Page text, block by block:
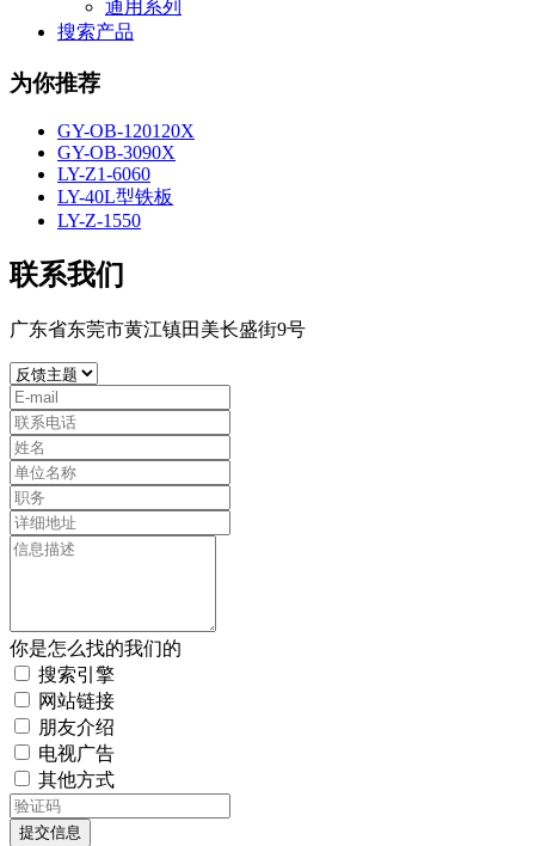
通用系列
搜索产品
为你推荐
GY-OB-120120X
GY-OB-3090X
LY-Z1-6060
LY-40L型铁板
LY-Z-1550
联系我们
广东省东莞市黄江镇田美长盛街9号
你是怎么找的我们的
搜索引擎
网站链接
朋友介绍
电视广告
其他方式
提交信息